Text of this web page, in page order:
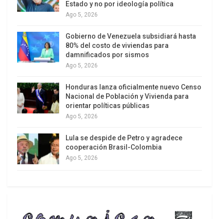
Zanin, Flavio Dino, Cármen Lúcia Antunes Rocha,
en común que no fueron propuestos por
Bolsonaro para integrar la Corte.
Institucionales declaró en sus redes sociales: “La
Estado y no por ideología política
Ago 5, 2026
Gobierno de Venezuela subsidiará hasta
80% del costo de viviendas para
damnificados por sismos
Ago 5, 2026
Honduras lanza oficialmente nuevo Censo
Nacional de Población y Vivienda para
orientar políticas públicas
Ago 5, 2026
Lula se despide de Petro y agradece
cooperación Brasil-Colombia
Ago 5, 2026